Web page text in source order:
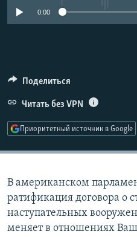
РАСПИСАНИЕ ВЕЩАНИЯ
0:00
Поделиться
Читать без VPN
Приоритетный источник в Google
В американском
ратификация договора о
наступательных
меняет в отношениях